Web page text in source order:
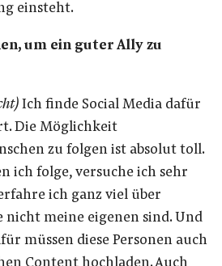
einsteht.
um ein guter Ally zu
Ich finde Social Media dafür
Die Möglichkeit
zu folgen ist absolut toll.
ich folge, versuche ich sehr
ich ganz viel über
nicht meine eigenen sind. Und
müssen diese Personen auch